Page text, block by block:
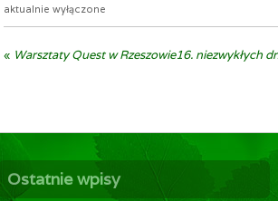
aktualnie wyłączone
« Warsztaty Quest w Rzeszowie16. niezwykłych
Ostatnie wpisy